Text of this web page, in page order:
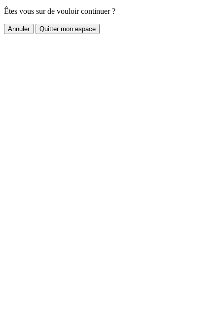
Êtes vous sur de vouloir continuer ?
Annuler Quitter mon espace